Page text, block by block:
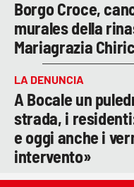
Borgo Croce,
murales della
Mariagrazia
LA DENUNCIA
A Bocale un
strada, i
e oggi anche i
intervento»